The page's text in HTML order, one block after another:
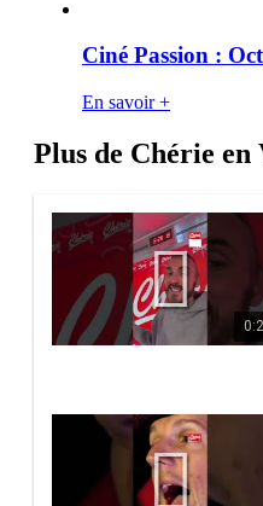
Ciné Passion :
En savoir +
Plus de Chérie en